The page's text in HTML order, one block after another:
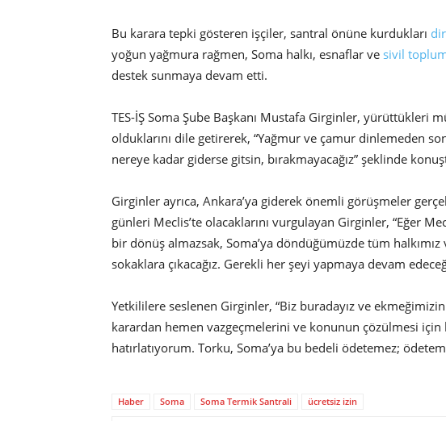
Bu karara tepki gösteren işçiler, santral önüne kurdukları
yoğun yağmura rağmen, Soma halkı, esnaflar ve sivil
destek sunmaya devam etti.
TES-İŞ Soma Şube Başkanı Mustafa Girginler, yürüttükleri
olduklarını dile getirerek, “Yağmur ve çamur dinlemeden
nereye kadar giderse gitsin, bırakmayacağız” şeklinde
Girginler ayrıca, Ankara’ya giderek önemli görüşmeler
günleri Meclis’te olacaklarını vurgulayan Girginler, “Eğer
bir dönüş almazsak, Soma’ya döndüğümüzde tüm
sokaklara çıkacağız. Gerekli her şeyi yapmaya devam
Yetkililere seslenen Girginler, “Biz buradayız ve
karardan hemen vazgeçmelerini ve konunun çözülmesi için
hatırlatıyorum. Torku, Soma’ya bu bedeli ödetemez;
Haber Soma Soma Termik Santrali ücretsiz izin